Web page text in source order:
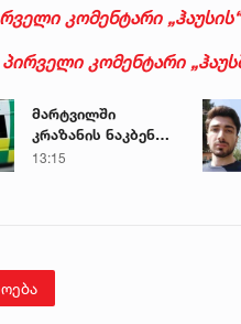
კომენტარი
კომენტარი
მარტვილში
კრაზანის ნაკბენით
მძიმე
13:15